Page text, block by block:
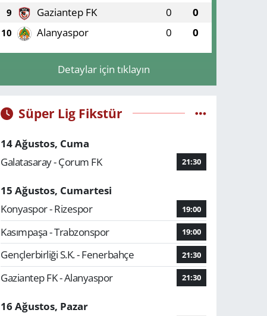
9 Gaziantep FK 0 0
10 Alanyaspor 0 0
Detaylar için tıklayın
Süper Lig Fikstür
14 Ağustos, Cuma
Galatasaray - Çorum FK
21:30
15 Ağustos, Cumartesi
Konyaspor - Rizespor
19:00
Kasımpaşa - Trabzonspor 19:00
Gençlerbirliği S.K. - Fenerbahçe 21:30
Gaziantep FK - Alanyaspor 21:30
16 Ağustos, Pazar